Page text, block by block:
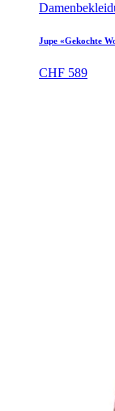
Jupe «Gekochte
CHF 589